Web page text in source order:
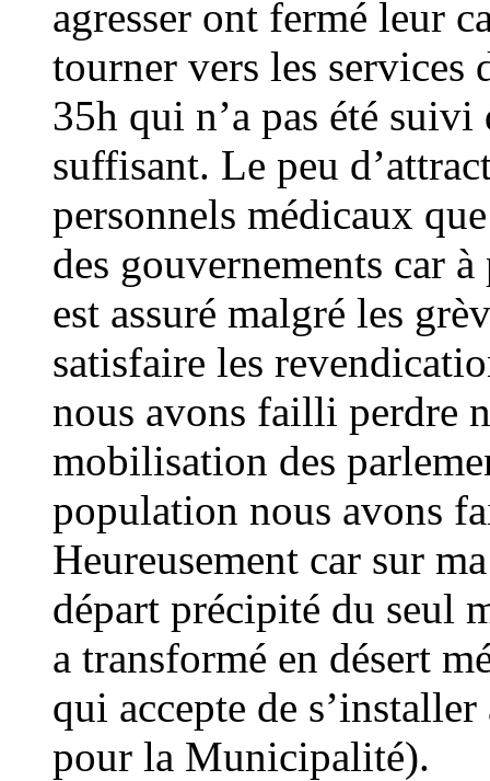
agresser ont fermé leur
tourner vers les services
35h qui n’a pas été suivi
suffisant. Le peu
personnels médicaux
des gouvernements car
est assuré malgré les
satisfaire les
nous avons failli perdre
mobilisation des
population nous avons
Heureusement car sur
départ précipité du seul
a transformé en désert
qui accepte de
pour la Municipalité).